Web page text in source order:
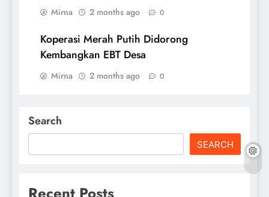
Mirna 2 months ago 0
Koperasi Merah Putih Didorong
Kembangkan EBT Desa
Mirna 2 months ago 0
Search
SEARCH